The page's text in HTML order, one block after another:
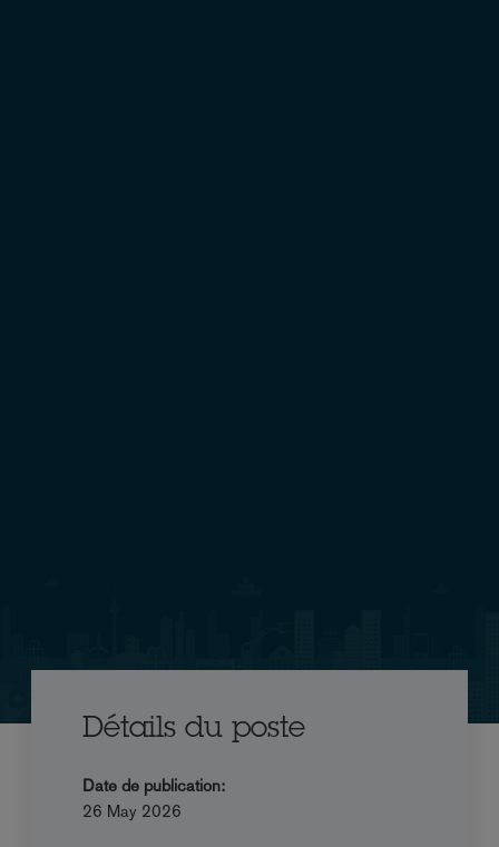
Détails du poste
Date de publication:
26 May 2026